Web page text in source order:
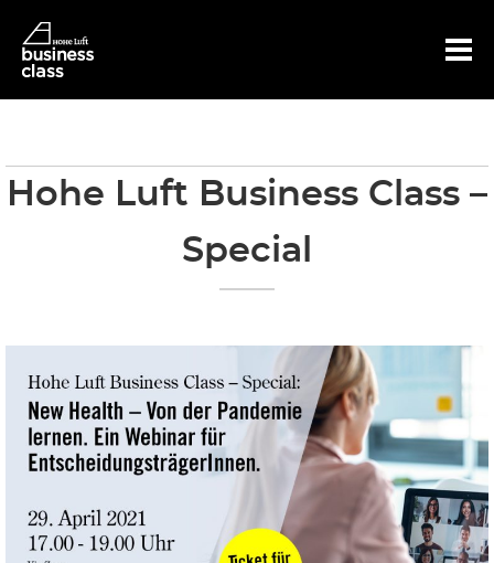
Hoh
Luft
Bus
Hohe Luft Business Class –
Special